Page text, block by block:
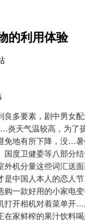
的利用体验
要素，剧中男女配
炎天气温较高，为了
免地有所下降，没…
国度卫健委等八部分
外机分量这些词汇送
是中国人本人的恋人
购一款好用的小家电
打开相机对着菜单开
在家鲜榨的果汁饮料